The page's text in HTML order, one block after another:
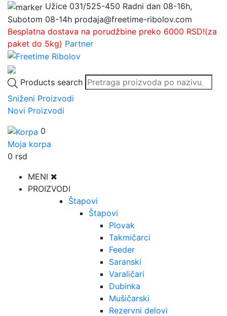
Užice 031/525-450 Radni dan 08-16h,
Subotom 08-14h prodaja@freetime-ribolov.com
Besplatna dostava na porudžbine preko 6000 RSD!(za
paket do 5kg) Partner
Products search
Sniženi Proizvodi
Novi Proizvodi
0
Moja korpa
0 rsd
MENI
PROIZVODI
Štapovi
Štapovi
Plovak
Takmičarci
Feeder
Saranski
Varaličari
Dubinka
Mušičarski
Rezervni delovi